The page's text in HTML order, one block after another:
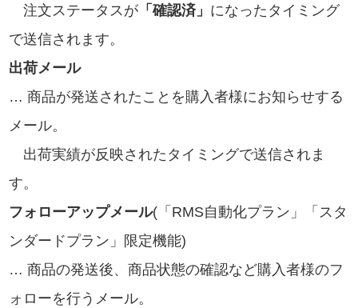
注文ステータスが 「確認済」 になったタイミング
で送信されます。
出荷メール
… 商品が発送されたことを購入者様にお知らせする
メール。
出荷実績が反映されたタイミングで送信されま
す。
フォローアップメール(「RMS自動化プラン」「スタ
ンダードプラン」限定機能)
… 商品の発送後、商品状態の確認など購入者様のフ
ォローを行うメール。